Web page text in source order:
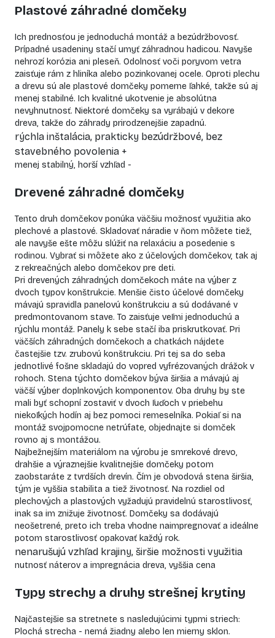
Plastové záhradné domčeky
Ich prednosťou je jednoduchá montáž a bezúdržbovosť.
Prípadné usadeniny stačí umyť záhradnou hadicou. Navyše
nehrozí korózia ani pleseň. Odolnosť voči poryvom vetra
zaisťuje rám z hliníka alebo pozinkovanej ocele. Oproti plechu
a drevu sú ale plastové domčeky pomerne ľahké, takže sú aj
menej stabilné. Ich kvalitné ukotvenie je absolútna
nevyhnutnosť. Niektoré domčeky sa vyrábajú v dekore
dreva, takže do záhrady prirodzenejšie zapadnú.
rýchla inštalácia, prakticky bezúdržbové, bez
stavebného povolenia +
menej stabilný, horší vzhľad -
Drevené záhradné domčeky
Tento druh domčekov ponúka väčšiu možnosť využitia ako
plechové a plastové. Skladovať náradie v ňom môžete tiež,
ale navyše ešte môžu slúžiť na relaxáciu a posedenie s
rodinou. Vybrať si môžete ako z účelových domčekov, tak aj
z rekreačných alebo domčekov pre deti.
Pri drevených záhradných domčekoch máte na výber z
dvoch typov konštrukcie. Menšie čisto účelové domčeky
mávajú spravidla panelovú konštrukciu a sú dodávané v
predmontovanom stave. To zaisťuje veľmi jednoduchú a
rýchlu montáž. Panely k sebe stačí iba priskrutkovať. Pri
väčších záhradných domčekoch a chatkách nájdete
častejšie tzv. zrubovú konštrukciu. Pri tej sa do seba
jednotlivé fošne skladajú do vopred vyfrézovaných drážok v
rohoch. Stena týchto domčekov býva širšia a mávajú aj
väčší výber doplnkových komponentov. Oba druhy by ste
mali byť schopní zostaviť v dvoch ľuďoch v priebehu
niekoľkých hodín aj bez pomoci remeselníka. Pokiaľ si na
montáž svojpomocne netrúfate, objednajte si domček
rovno aj s montážou.
Najbežnejším materiálom na výrobu je smrekové drevo,
drahšie a výraznejšie kvalitnejšie domčeky potom
zaobstaráte z tvrdších drevín. Čím je obvodová stena širšia,
tým je vyššia stabilita a tiež životnosť. Na rozdiel od
plechových a plastových vyžadujú pravidelnú starostlivosť,
inak sa im znižuje životnosť. Domčeky sa dodávajú
neošetrené, preto ich treba vhodne naimpregnovať a ideálne
potom starostlivosť opakovať každý rok.
nenarušujú vzhľad krajiny, širšie možnosti využitia
nutnosť náterov a impregnácia dreva, vyššia cena
Typy strechy a druhy strešnej krytiny
Najčastejšie sa stretnete s nasledujúcimi typmi striech:
Plochá strecha - nemá žiadny alebo len mierny sklon.